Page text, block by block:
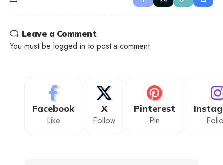
Leave a Comment
You must be logged in to post a comment.
Facebook
Like
X
Follow
Pinterest
Pin